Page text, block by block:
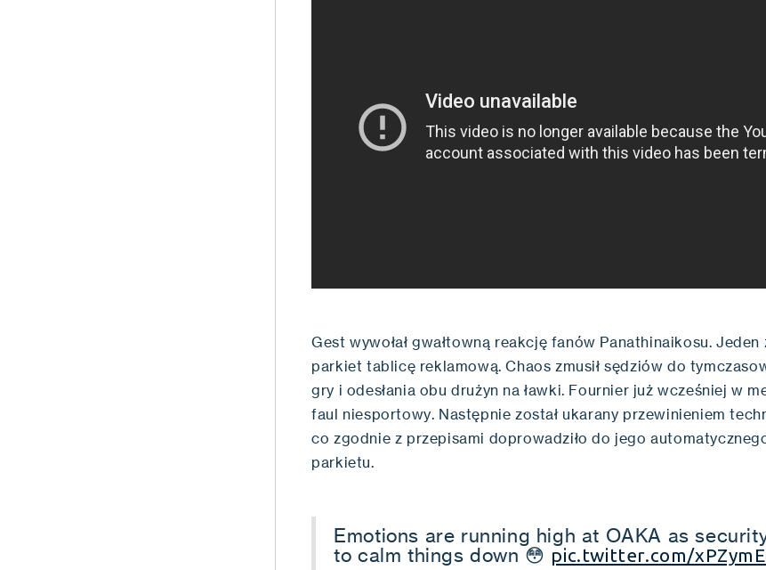
Gest wywołał gwałtowną reakcję fanów Panathinaikosu. Jeden
parkiet tablicę reklamową. Chaos zmusił sędziów do
gry i odesłania obu drużyn na ławki. Fournier już wcześniej w
faul niesportowy. Następnie został ukarany przewinieniem
co zgodnie z przepisami doprowadziło do jego
parkietu.
Emotions are running high at OAKA as
to calm things down 😳 pic.twitter.com/